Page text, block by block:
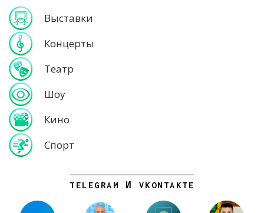
Выставки
Концерты
Театр
Шоу
Кино
Спорт
TELEGRAM И VKONTAKTE